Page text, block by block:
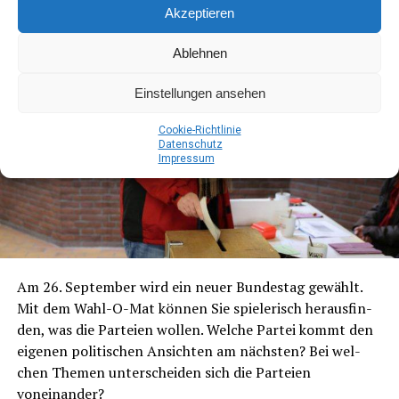
Akzeptieren
Ablehnen
Einstellungen ansehen
Coo­kie-Richt­li­nie
Daten­schutz
Impres­sum
Am 26. Sep­tem­ber wird ein neu­er Bun­des­tag gewählt.
Mit dem Wahl-O-Mat kön­nen Sie spie­le­risch her­aus­fin­
den, was die Par­tei­en wol­len. Wel­che Par­tei kommt den
eige­nen poli­ti­schen Ansich­ten am nächs­ten? Bei wel­
chen The­men unter­schei­den sich die Par­tei­en
voneinander?